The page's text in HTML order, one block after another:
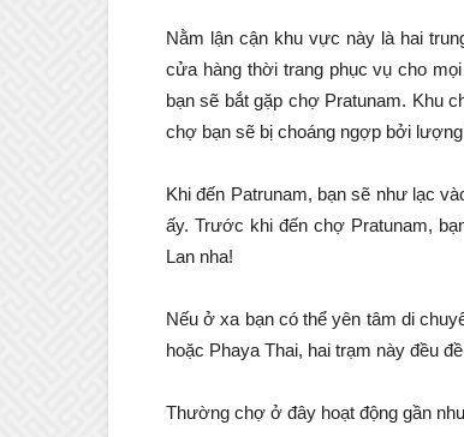
Nằm lận cận khu vực này là hai
cửa hàng thời trang phục vụ cho
bạn sẽ bắt gặp chợ Pratunam. Khu
chợ bạn sẽ bị choáng ngợp bởi
Khi đến Patrunam, bạn sẽ như lạc
ấy. Trước khi đến chợ Pratunam,
Lan nha!
Nếu ở xa bạn có thể yên tâm di
hoặc Phaya Thai, hai trạm này đều
Thường chợ ở đây hoạt động gần